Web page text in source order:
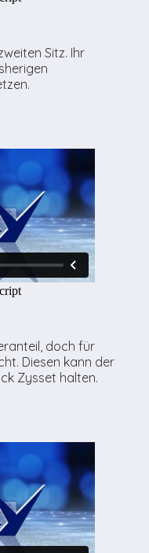
Sitz. Ihr
doch für
Diesen kann der
Zysset halten.